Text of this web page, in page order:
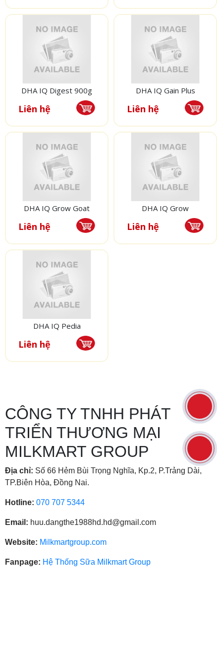
DHA IQ Digest 900g
Liên hệ
DHA IQ Gain Plus
Liên hệ
DHA IQ Grow Goat
Liên hệ
DHA IQ Grow
Liên hệ
DHA IQ Pedia
Liên hệ
CÔNG TY TNHH PHÁT
TRIỂN THƯƠNG MẠI
MILKMART GROUP
Địa chỉ: Số 66 Hẻm Bùi Trọng Nghĩa, Kp.2, P.Trảng Dài,
TP.Biên Hòa, Đồng Nai.
Hotline: 070 707 5344
Email: huu.dangthe1988hd.hd@gmail.com
Website: Milkmartgroup.com
Fanpage: Hệ Thống Sữa Milkmart Group